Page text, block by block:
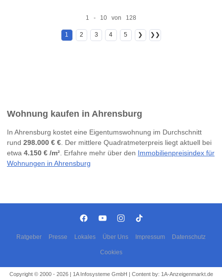
1 - 10 von 128
1 2 3 4 5 ❯ ❯❯
Wohnung kaufen in Ahrensburg
In Ahrensburg kostet eine Eigentumswohnung im Durchschnitt
rund 298.000 € €. Der mittlere Quadratmeterpreis liegt aktuell bei
etwa 4.150 € /m². Erfahre mehr über den Immobilienpreisindex für
Wohnungen in Ahrensburg
Ratgeber Presse Lokales Über Uns Impressum Datenschutz
Cookies
Copyright © 2000 - 2026 | 1A Infosysteme GmbH | Content by: 1A-Anzeigenmarkt.de